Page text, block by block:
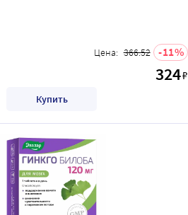
Цена: 366.52 11
324₽
Купить